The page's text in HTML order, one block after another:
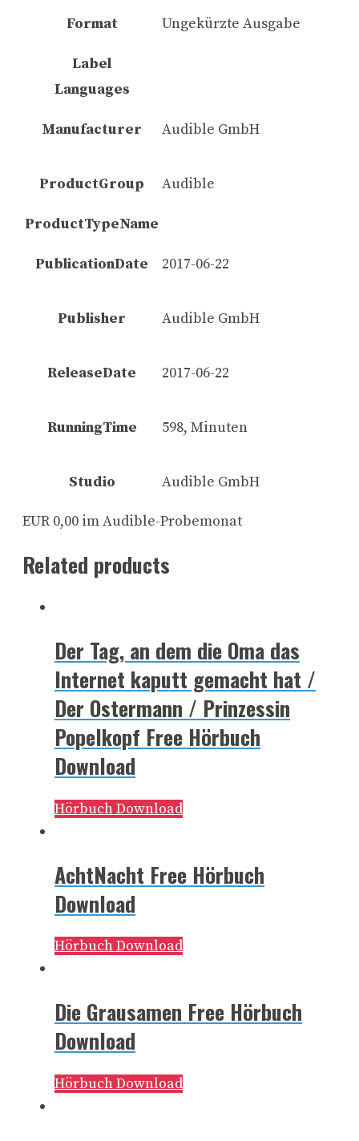
Format Ungekürzte Ausgabe
Label
Languages
Manufacturer Audible GmbH
ProductGroup Audible
ProductTypeName
PublicationDate 2017-06-22
Publisher Audible GmbH
ReleaseDate 2017-06-22
RunningTime 598, Minuten
Studio Audible GmbH
EUR 0,00 im Audible-Probemonat
Related products
Der Tag, an dem die Oma das
Internet kaputt gemacht hat /
Der Ostermann / Prinzessin
Popelkopf Free Hörbuch
Download
Hörbuch Download
AchtNacht Free Hörbuch
Download
Hörbuch Download
Die Grausamen Free Hörbuch
Download
Hörbuch Download